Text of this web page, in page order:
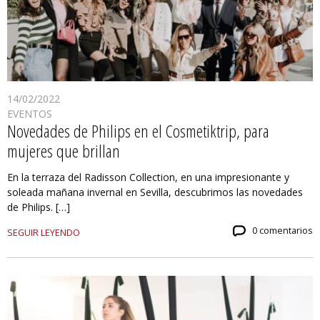
14/02/2022
EVENTOS
Novedades de Philips en el Cosmetiktrip, para
mujeres que brillan
En la terraza del Radisson Collection, en una impresionante y
soleada mañana invernal en Sevilla, descubrimos las novedades
de Philips. […]
SEGUIR LEYENDO 0 comentarios